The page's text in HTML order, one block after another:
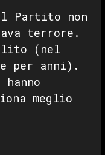
Partito non
terrore.
(nel
per anni).
meglio